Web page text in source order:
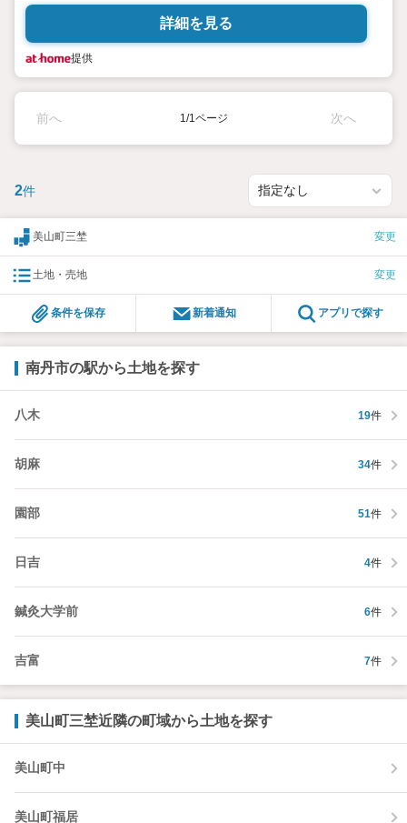
詳細を見る
提供
前へ 1/1ページ 次へ
2件
美山町三埜 変更
土地・売地 変更
条件を保存 新着通知 アプリで探す
南丹市の駅から土地を探す
八木 19件
胡麻 34件
園部 51件
日吉 4件
鍼灸大学前 6件
吉富 7件
美山町三埜近隣の町域から土地を探す
美山町中
美山町福居